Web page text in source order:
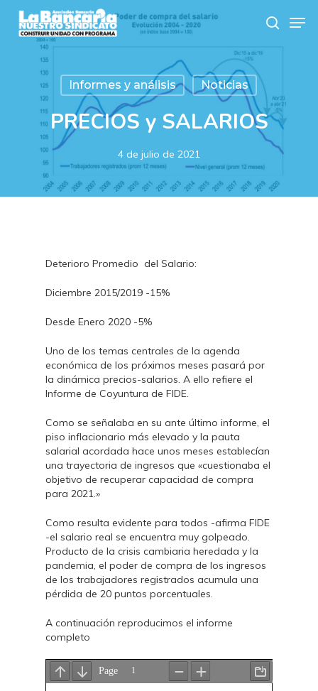
main
search
Informes y análisis Noticias
PRECIOS y SALARIOS
4 de julio de 2021
Deterioro Promedio del Salario:
Diciembre 2015/2019 -15%
Desde Enero 2020 -5%
Uno de los temas centrales de la agenda
económica de los próximos meses pasará por
la dinámica precios-salarios. A ello refiere el
Informe de Coyuntura de FIDE.
Como se señalaba en su ante último informe, el
piso inflacionario más elevado y la pauta
salarial acordada hace unos meses establecían
una trayectoria de ingresos que «cuestionaba el
objetivo de recuperar capacidad de compra
para 2021.»
Como resulta evidente para todos -afirma FIDE
-el salario real se encuentra muy golpeado.
Producto de la crisis cambiaria heredada y la
pandemia, el poder de compra de los ingresos
de los trabajadores registrados acumula una
pérdida de 20 puntos porcentuales.
A continuación reproducimos el informe
completo